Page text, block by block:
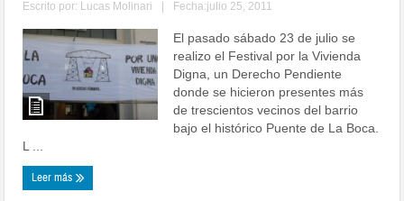
Escrito por: Lucas Molinari Fecha:julio 25, 2011
El pasado sábado 23 de julio se
realizo el Festival por la Vivienda
Digna, un Derecho Pendiente
donde se hicieron presentes más
de trescientos vecinos del barrio
bajo el histórico Puente de La Boca.
L ...
Leer más